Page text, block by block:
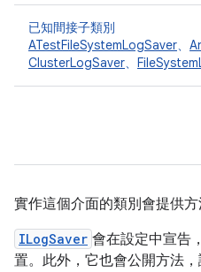
已知間接子類別
ATestFileSystemLogSaver、
ClusterLogSaver、
實作這個介面的類別會提供
ILogSaver 會在設定中宣告
置。此外，它也會公開方法，